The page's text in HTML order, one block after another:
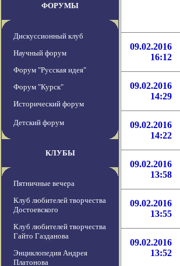
ФОРУМЫ
Дискуссионный клуб
Научный форум
Форум "Русская идея"
Форум "Курск"
Исторический форум
Детский форум
КЛУБЫ
Пятничные вечера
Клуб любителей творчества
Достоевского
Клуб любителей творчества
Гайто Газданова
Энциклопедия Андрея
Платонова
09.02.2016
16:12
09.02.2016
14:29
09.02.2016
14:22
09.02.2016
13:58
09.02.2016
13:55
09.02.2016
13:52